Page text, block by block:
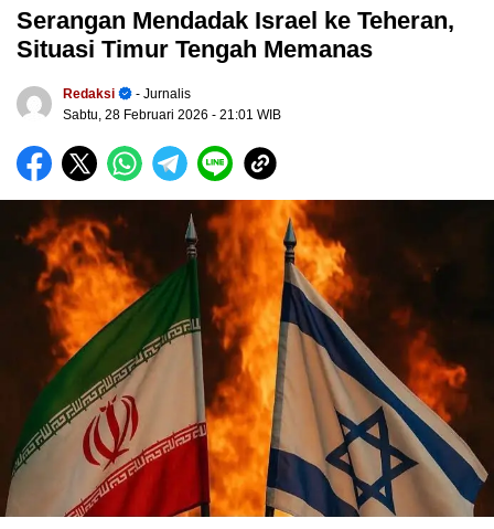
Serangan Mendadak Israel ke Teheran,
Situasi Timur Tengah Memanas
Redaksi
- Jurnalis
Sabtu, 28 Februari 2026 - 21:01 WIB